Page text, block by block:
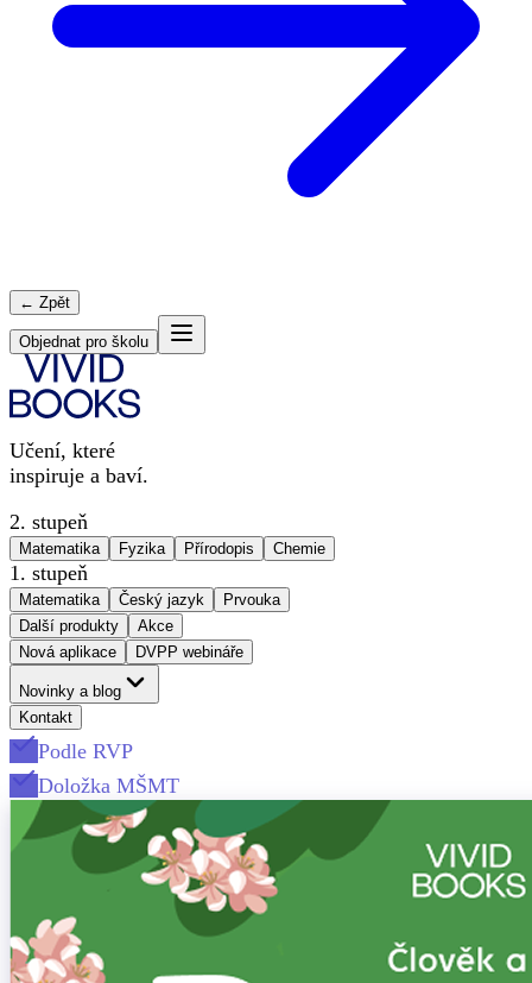
← Zpět
Objednat pro školu
Učení, které
inspiruje a baví.
2. stupeň
Matematika Fyzika Přírodopis Chemie
1. stupeň
Matematika Český jazyk
Prvouka
Další produkty
Akce
Nová aplikace
DVPP webináře
Novinky a blog
Kontakt
Podle RVP
Doložka MŠMT